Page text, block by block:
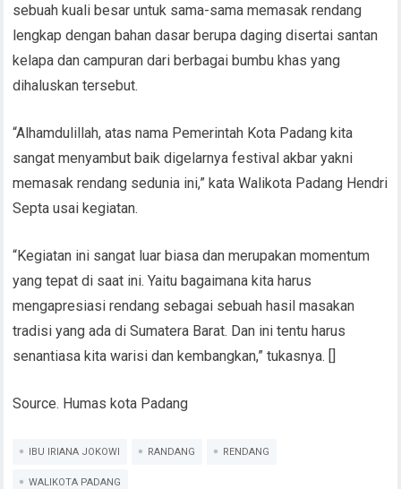
sebuah kuali besar untuk sama-sama memasak rendang
lengkap dengan bahan dasar berupa daging disertai santan
kelapa dan campuran dari berbagai bumbu khas yang
dihaluskan tersebut.
“Alhamdulillah, atas nama Pemerintah Kota Padang kita
sangat menyambut baik digelarnya festival akbar yakni
memasak rendang sedunia ini,” kata Walikota Padang Hendri
Septa usai kegiatan.
“Kegiatan ini sangat luar biasa dan merupakan momentum
yang tepat di saat ini. Yaitu bagaimana kita harus
mengapresiasi rendang sebagai sebuah hasil masakan
tradisi yang ada di Sumatera Barat. Dan ini tentu harus
senantiasa kita warisi dan kembangkan,” tukasnya. []
Source. Humas kota Padang
IBU IRIANA JOKOWI RANDANG RENDANG
WALIKOTA PADANG